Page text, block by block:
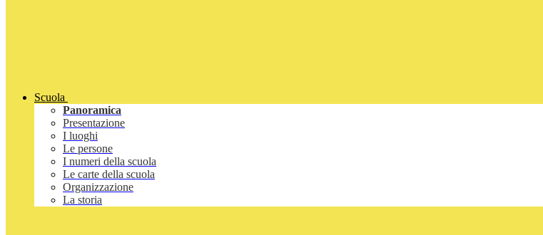
Scuola
Panoramica
Presentazione
I luoghi
Le persone
I numeri della scuola
Le carte della scuola
Organizzazione
La storia